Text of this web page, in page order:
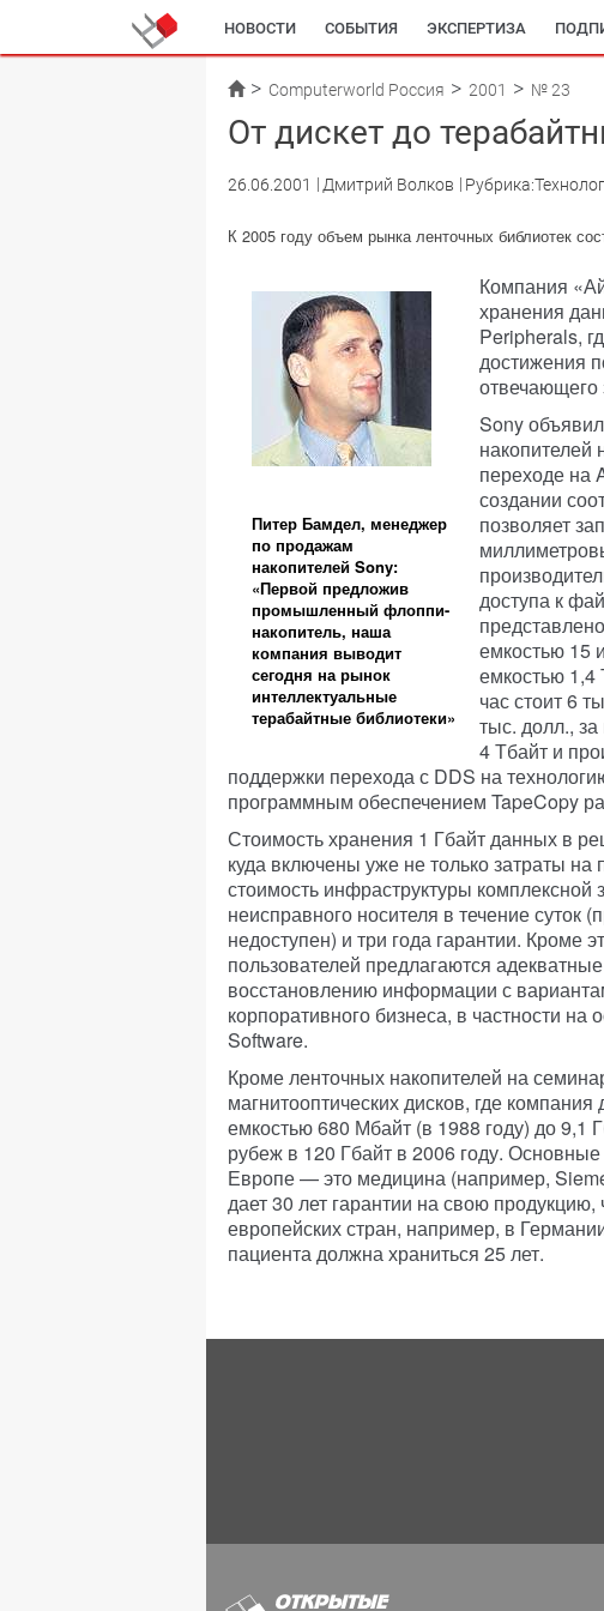
НОВОСТИ СОБЫТИЯ ЭКСПЕРТИЗА
Computerworld Россия 2001 № 23
От дискет до
26.06.2001 Дмитрий Волков
К 2005 году объем рынка ленточных библиотек
Питер Бамдел, менеджер
по продажам
накопителей Sony:
«Первой предложив
промышленный флоппи-
накопитель, наша
компания выводит
сегодня на рынок
интеллектуальные
терабайтные библиотеки»
Компания
хранения
Peripherals,
достижения
отвечающего
Sony
накопителей
переходе на
создании
позволяет
доступа к
емкостью 15
емкостью 1,4
час стоит 6
тыс. долл.,
4 Тбайт и
поддержки перехода с DDS на
программным обеспечением TapeCopy
Стоимость хранения 1 Гбайт данных в
куда включены уже не только затраты
стоимость инфраструктуры
неисправного носителя в течение суток
недоступен) и три года гарантии. Кроме
пользователей предлагаются
восстановлению информации с
корпоративного бизнеса, в частности
Software.
Кроме ленточных накопителей на
магнитооптических дисков, где
емкостью 680 Мбайт (в 1988 году) до 9,1
рубеж в 120 Гбайт в 2006 году.
Европе — это медицина (например,
дает 30 лет гарантии на свою продукцию,
европейских стран, например, в
пациента должна храниться 25 лет.